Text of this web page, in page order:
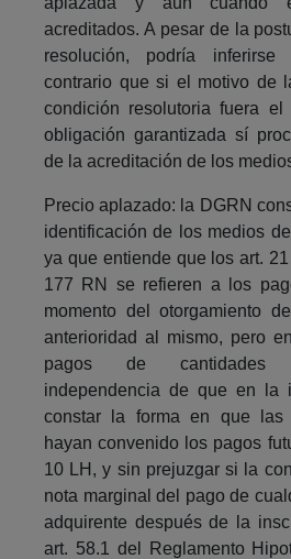
acreditados. A pesar de la
resolución, podría
contrario que si el motivo de
condición resolutoria fuera
obligación garantizada sí
de la acreditación de los
Precio aplazado: la DGRN
identificación de los medios
ya que entiende que los art.
177 RN se refieren a los
momento del otorgamiento
anterioridad al mismo, pero
pagos de cantidades
independencia de que en la
constar la forma en que las
hayan convenido los pagos
10 LH, y sin prejuzgar si la
nota marginal del pago de
adquirente después de la
art. 58.1 del Reglamento